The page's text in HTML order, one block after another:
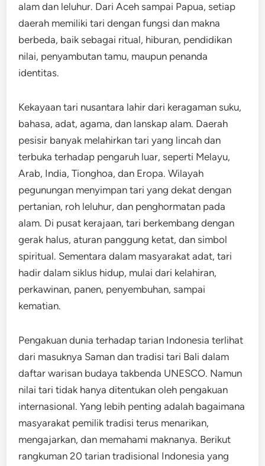
alam dan leluhur. Dari Aceh sampai Papua, setiap
daerah memiliki tari dengan fungsi dan makna
berbeda, baik sebagai ritual, hiburan, pendidikan
nilai, penyambutan tamu, maupun penanda
identitas.
Kekayaan tari nusantara lahir dari keragaman suku,
bahasa, adat, agama, dan lanskap alam. Daerah
pesisir banyak melahirkan tari yang lincah dan
terbuka terhadap pengaruh luar, seperti Melayu,
Arab, India, Tionghoa, dan Eropa. Wilayah
pegunungan menyimpan tari yang dekat dengan
pertanian, roh leluhur, dan penghormatan pada
alam. Di pusat kerajaan, tari berkembang dengan
gerak halus, aturan panggung ketat, dan simbol
spiritual. Sementara dalam masyarakat adat, tari
hadir dalam siklus hidup, mulai dari kelahiran,
perkawinan, panen, penyembuhan, sampai
kematian.
Pengakuan dunia terhadap tarian Indonesia terlihat
dari masuknya Saman dan tradisi tari Bali dalam
daftar warisan budaya takbenda UNESCO. Namun
nilai tari tidak hanya ditentukan oleh pengakuan
internasional. Yang lebih penting adalah bagaimana
masyarakat pemilik tradisi terus menarikan,
mengajarkan, dan memahami maknanya. Berikut
rangkuman 20 tarian tradisional Indonesia yang